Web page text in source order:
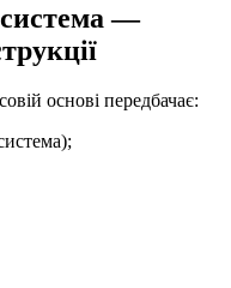
—
основі передбачає: